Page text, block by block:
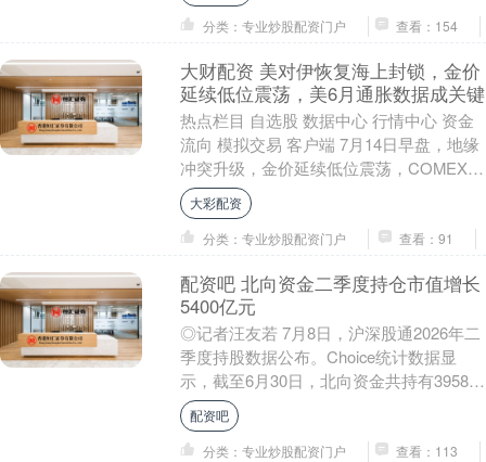
分类：专业炒股配资门户
查看：154
大财配资 美对伊恢复海上封锁，金价
延续低位震荡，美6月通胀数据成关键
热点栏目 自选股 数据中心 行情中心 资金
流向 模拟交易 客户端 7月14日早盘，地缘
冲突升级，金价延续低位震荡，COMEX黄
金期货价格目前交投于4016美元附....
大彩配资
分类：专业炒股配资门户
查看：91
配资吧 北向资金二季度持仓市值增长
5400亿元
◎记者汪友若 7月8日，沪深股通2026年二
季度持股数据公布。Choice统计数据显
示，截至6月30日，北向资金共持有3958只
个股，合计持股约1078.46亿....
配资吧
分类：专业炒股配资门户
查看：113